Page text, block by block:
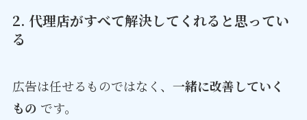
2. 代理店がすべて解決してくれると思ってい
る
広告は任せるものではなく、 一緒に改善していく
もの です。